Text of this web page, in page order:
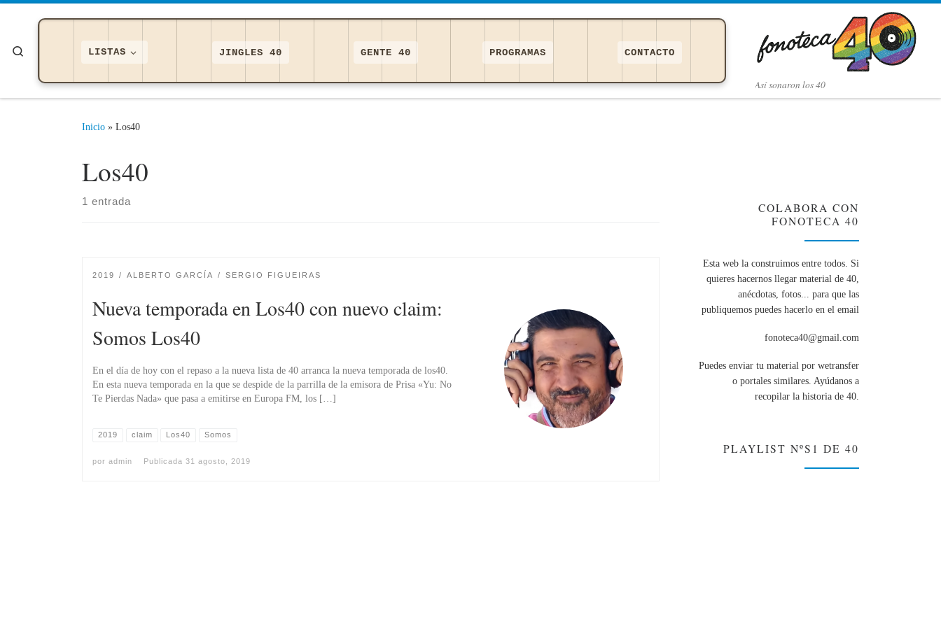
Saltar al contenido
Así­ sonaron los 40
LISTAS JINGLES 40 GENTE 40 PROGRAMAS CONTACTO
Inicio » Los40
Los40
1 entrada
2019 ALBERTO GARCÍA SERGIO FIGUEIRAS
Nueva temporada en Los40 con nuevo claim:
Somos Los40
En el día de hoy con el repaso a la nueva lista de 40 arranca la nueva temporada de los40.
En esta nueva temporada en la que se despide de la parrilla de la emisora de Prisa «Yu: No
Te Pierdas Nada» que pasa a emitirse en Europa FM, los […]
2019 claim Los40 Somos
por admin Publicada 31 agosto, 2019
COLABORA CON
FONOTECA 40
Esta web la construimos entre todos. Si
quieres hacernos llegar material de 40,
anécdotas, fotos... para que las
publiquemos puedes hacerlo en el email
fonoteca40@gmail.com
Puedes enviar tu material por wetransfer
o portales similares. Ayúdanos a
recopilar la historia de 40.
PLAYLIST NºS1 DE 40